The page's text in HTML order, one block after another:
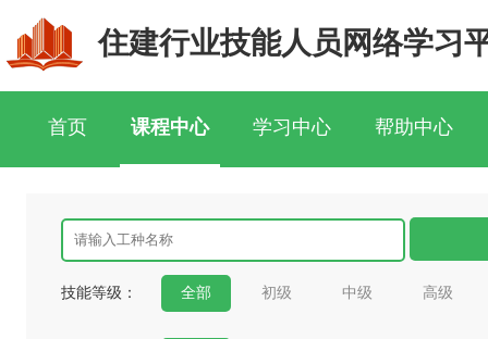
住建行业技能人员网络学习
首页 课程中心 学习中心 帮助中心
技能等级： 全部 初级 中级 高级